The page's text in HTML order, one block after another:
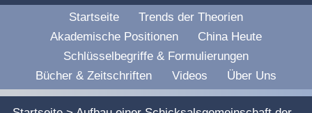
Startseite
Trends der Theorien
Akademische Positionen
China Heute
Schlüsselbegriffe & Formulierungen
Bücher & Zeitschriften
Videos Über Uns